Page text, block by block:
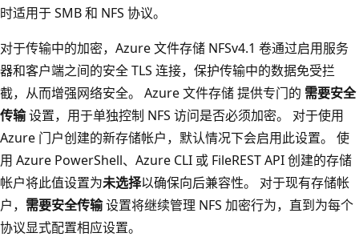
时适用于 SMB 和 NFS 协议。
对于传输中的加密，Azure 文件存储 NFSv4.1 卷通过启用服务
器和客户端之间的安全 TLS 连接，保护传输中的数据免受拦
截，从而增强网络安全。 Azure 文件存储 提供专门的 需要安全
传输设置，用于单独控制 NFS 访问是否必须加密。 对于使用
Azure 门户创建的新存储帐户，默认情况下会启用此设置。 使
用 Azure PowerShell、Azure CLI 或 FileREST API 创建的存储
帐户将此值设置为未选择以确保向后兼容性。 对于现有存储帐
户， 需要安全传输设置将继续管理 NFS 加密行为，直到为每个
协议显式配置相应设置。